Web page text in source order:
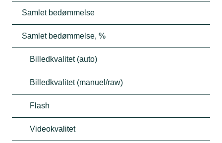
Samlet bedømmelse
Samlet bedømmelse, %
Billedkvalitet (auto)
Billedkvalitet (manuel/raw)
Flash
Videokvalitet